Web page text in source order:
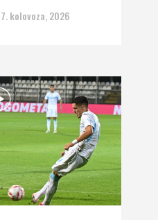
7. kolovoza, 2026